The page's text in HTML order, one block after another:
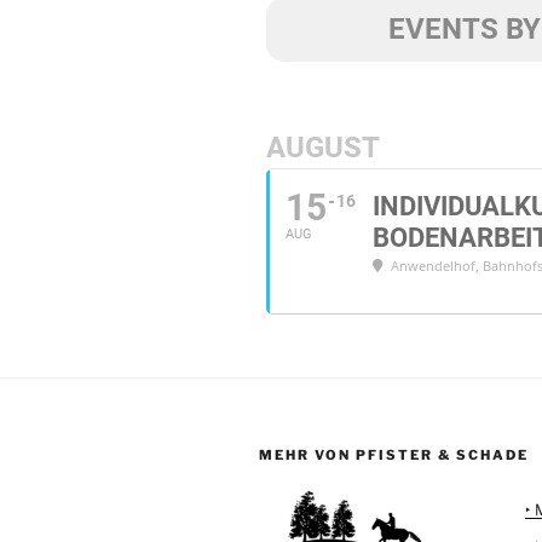
EVENTS
AUGUST
15
AUG
16
Anwendelhof ,
MEHR VON PFISTER & SCHADE
‣